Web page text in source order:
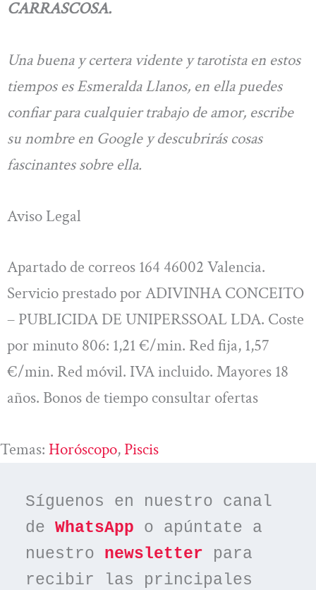
CARRASCOSA.
Una buena y certera vidente y tarotista en estos
tiempos es Esmeralda Llanos, en ella puedes
confiar para cualquier trabajo de amor, escribe
su nombre en Google y descubrirás cosas
fascinantes sobre ella.
Aviso Legal
Apartado de correos 164 46002 Valencia.
Servicio prestado por ADIVINHA CONCEITO
– PUBLICIDA DE UNIPERSSOAL LDA. Coste
por minuto 806: 1,21 €/min. Red fija, 1,57
€/min. Red móvil. IVA incluido. Mayores 18
años. Bonos de tiempo consultar ofertas
Temas: Horóscopo, Piscis
Síguenos en nuestro canal
de WhatsApp o apúntate a
nuestro newsletter para
recibir las principales